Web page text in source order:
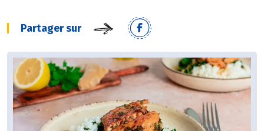
Partager sur